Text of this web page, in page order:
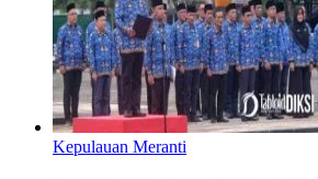
Kepulauan Meranti